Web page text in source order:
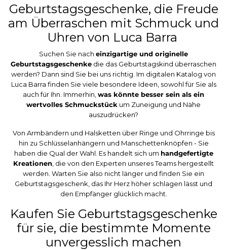
Geburtstagsgeschenke, die Freude
am Überraschen mit Schmuck und
Uhren von Luca Barra
Suchen Sie nach einzigartige und originelle
Geburtstagsgeschenke die das Geburtstagskind überraschen
werden? Dann sind Sie bei uns richtig. Im digitalen Katalog von
Luca Barra finden Sie viele besondere Ideen, sowohl für Sie als
auch für Ihn. Immerhin, was könnte besser sein als ein
wertvolles Schmuckstück um Zuneigung und Nähe
auszudrücken?
Von Armbändern und Halsketten über Ringe und Ohrringe bis
hin zu Schlüsselanhängern und Manschettenknöpfen - Sie
haben die Qual der Wahl. Es handelt sich um handgefertigte
Kreationen , die von den Experten unseres Teams hergestellt
werden. Warten Sie also nicht länger und finden Sie ein
Geburtstagsgeschenk, das Ihr Herz höher schlagen lässt und
den Empfänger glücklich macht.
Kaufen Sie Geburtstagsgeschenke
für sie, die bestimmte Momente
unvergesslich machen